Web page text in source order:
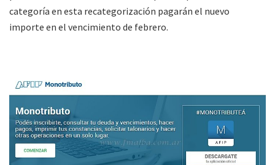
categoría en esta recategorización pagarán el nuevo
importe en el vencimiento de febrero.